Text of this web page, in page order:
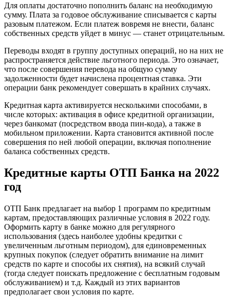
Для оплаты достаточно пополнить баланс на необходимую
сумму. Плата за годовое обслуживание списывается с карты
разовым платежом. Если платеж вовремя не внести, баланс
собственных средств уйдет в минус — станет отрицательным.
Переводы входят в группу доступных операций, но на них не
распространяется действие льготного периода. Это означает,
что после совершения перевода на общую сумму
задолженности будет начислена процентная ставка. Эти
операции банк рекомендует совершать в крайних случаях.
Кредитная карта активируется несколькими способами, в
числе которых: активация в офисе кредитной организации,
через банкомат (посредством ввода пин-кода), а также в
мобильном приложении. Карта становится активной после
совершения по ней любой операции, включая пополнение
баланса собственных средств.
Кредитные карты ОТП Банка на 2022
год
ОТП Банк предлагает на выбор 1 программ по кредитным
картам, предоставляющих различные условия в 2022 году.
Оформить карту в банке можно для регулярного
использования (здесь наиболее удобны кредитки с
увеличенным льготным периодом), для единовременных
крупных покупок (следует обратить внимание на лимит
средств по карте и способы их снятия), на всякий случай
(тогда следует поискать предложение с бесплатным годовым
обслуживанием) и т.д. Каждый из этих вариантов
предполагает свои условия по карте.